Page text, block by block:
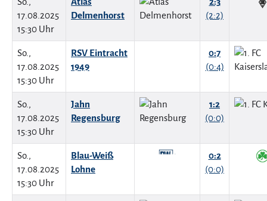
17.08.2025
15:30 Uhr
Delmenhorst
(2:2)
So.,
17.08.2025
15:30 Uhr
RSV Eintracht
1949
0:7
(0:4)
So.,
17.08.2025
15:30 Uhr
Jahn
Regensburg
1:2
(0:0)
So.,
17.08.2025
15:30 Uhr
Blau-Weiß
Lohne
0:2
(0:0)